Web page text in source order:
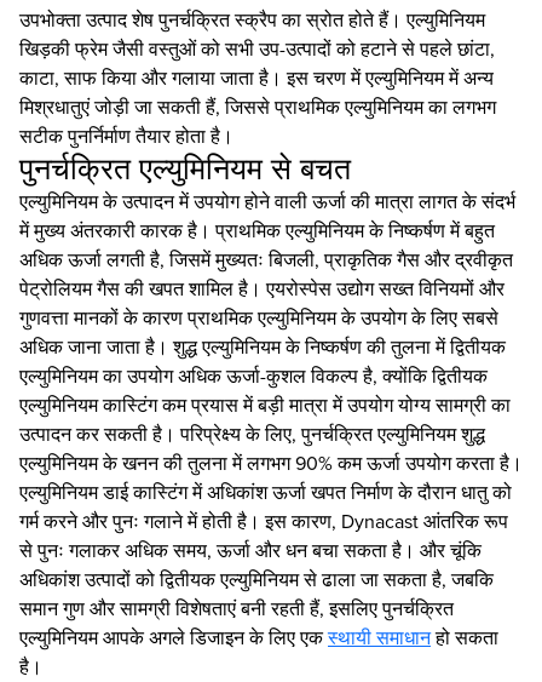
उपभोक्ता उत्पाद शेष पुनर्चक्रित स्क्रैप का स्रोत होते हैं। एल्युमिनियम
खिड़की फ्रेम जैसी वस्तुओं को सभी उप-उत्पादों को हटाने से पहले छांटा,
काटा, साफ किया और गलाया जाता है। इस चरण में एल्युमिनियम में अन्य
मिश्रधातुएं जोड़ी जा सकती हैं, जिससे प्राथमिक एल्युमिनियम का लगभग
सटीक पुनर्निर्माण तैयार होता है।
पुनर्चक्रित एल्युमिनियम से बचत
एल्युमिनियम के उत्पादन में उपयोग होने वाली ऊर्जा की मात्रा लागत के संदर्भ
में मुख्य अंतरकारी कारक है। प्राथमिक एल्युमिनियम के निष्कर्षण में बहुत
अधिक ऊर्जा लगती है, जिसमें मुख्यतः बिजली, प्राकृतिक गैस और द्रवीकृत
पेट्रोलियम गैस की खपत शामिल है। एयरोस्पेस उद्योग सख्त विनियमों और
गुणवत्ता मानकों के कारण प्राथमिक एल्युमिनियम के उपयोग के लिए सबसे
अधिक जाना जाता है। शुद्ध एल्युमिनियम के निष्कर्षण की तुलना में द्वितीयक
एल्युमिनियम का उपयोग अधिक ऊर्जा-कुशल विकल्प है, क्योंकि द्वितीयक
एल्युमिनियम कास्टिंग कम प्रयास में बड़ी मात्रा में उपयोग योग्य सामग्री का
उत्पादन कर सकती है। परिप्रेक्ष्य के लिए, पुनर्चक्रित एल्युमिनियम शुद्ध
एल्युमिनियम के खनन की तुलना में लगभग 90% कम ऊर्जा उपयोग करता है।
एल्युमिनियम डाई कास्टिंग में अधिकांश ऊर्जा खपत निर्माण के दौरान धातु को
गर्म करने और पुनः गलाने में होती है। इस कारण, Dynacast आंतरिक रूप
से पुनः गलाकर अधिक समय, ऊर्जा और धन बचा सकता है। और चूंकि
अधिकांश उत्पादों को द्वितीयक एल्युमिनियम से ढाला जा सकता है, जबकि
समान गुण और सामग्री विशेषताएं बनी रहती हैं, इसलिए पुनर्चक्रित
एल्युमिनियम आपके अगले डिजाइन के लिए एकस्थायी समाधानहो सकता
है।